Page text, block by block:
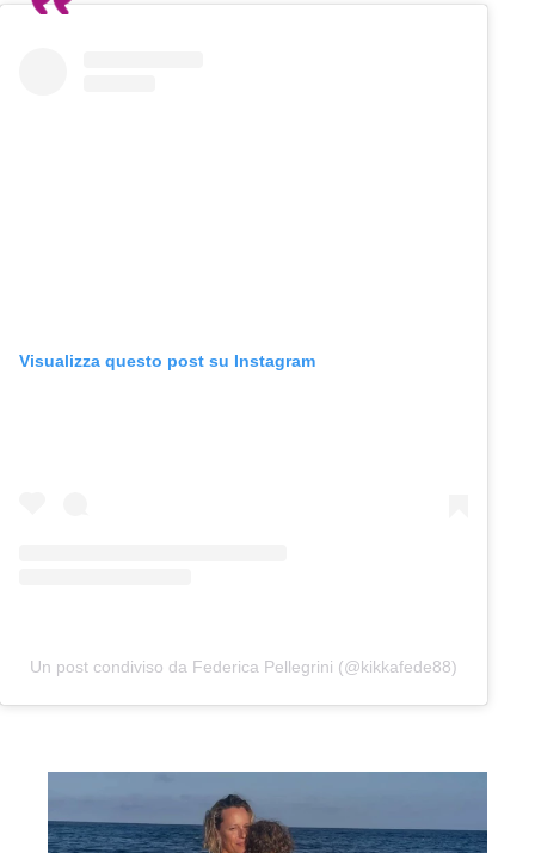
Visualizza questo post su Instagram
Un post condiviso da Federica Pellegrini (@kikkafede88)